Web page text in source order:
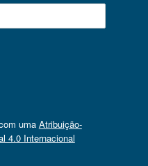
uma Atribuição-
4.0 Internacional